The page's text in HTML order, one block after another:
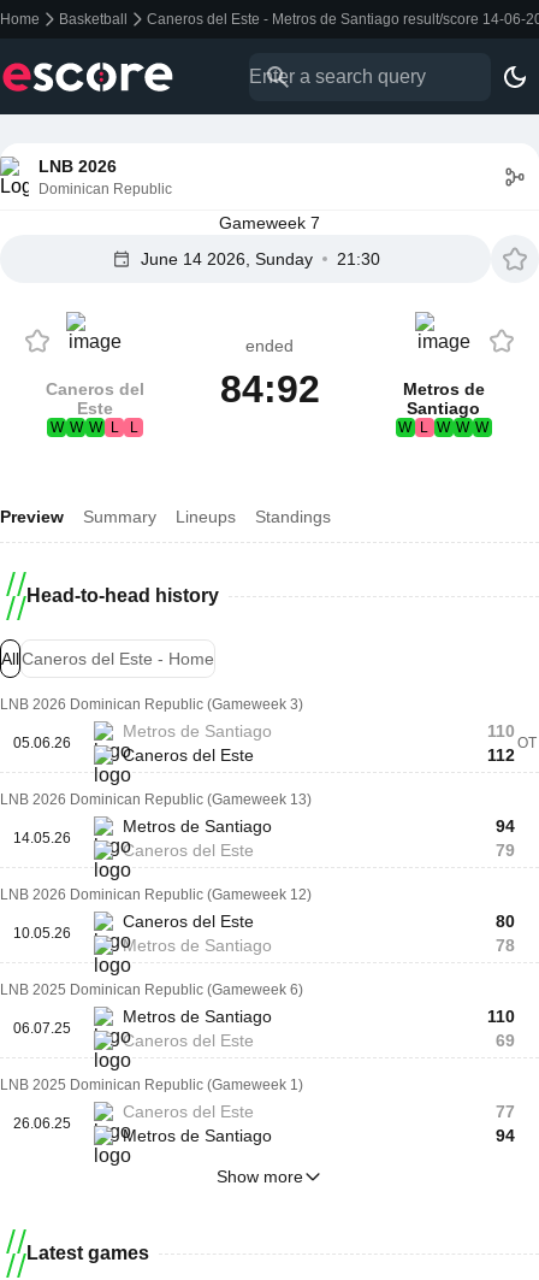
Home Basketball Caneros del Este - Metros de Santiago result/score 14-06-
LNB 2026
Dominican Republic
Gameweek 7
June 14 2026, Sunday
21:30
Caneros del
Este
W W W L L
ended
84:92
Metros de
Santiago
W L W W W
Preview Summary Lineups Standings
Head-to-head history
AllCaneros del Este - Home
LNB 2026 Dominican Republic (Gameweek 3)
05.06.26
Metros de Santiago
Caneros del Este
110
112
OT
LNB 2026 Dominican Republic (Gameweek 13)
14.05.26
Metros de Santiago
Caneros del Este
94
79
LNB 2026 Dominican Republic (Gameweek 12)
10.05.26
Caneros del Este
Metros de Santiago
80
78
LNB 2025 Dominican Republic (Gameweek 6)
06.07.25
Metros de Santiago
Caneros del Este
110
69
LNB 2025 Dominican Republic (Gameweek 1)
26.06.25
Caneros del Este
Metros de Santiago
77
94
Show more
Latest games